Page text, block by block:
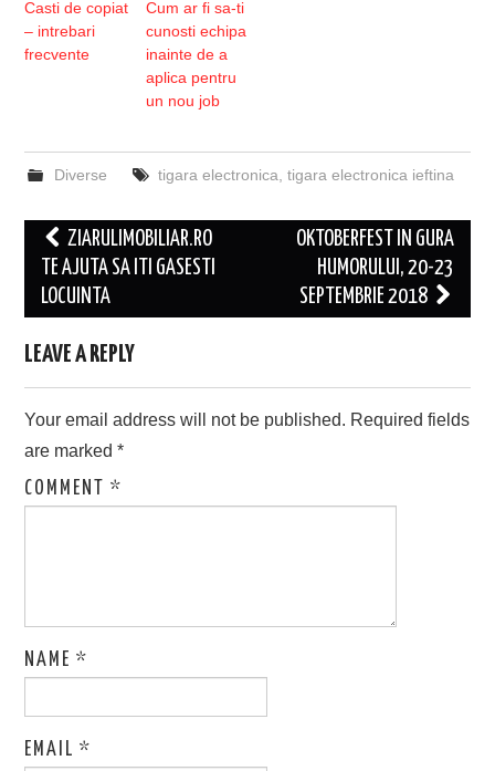
Casti de copiat
– intrebari
frecvente
Cum ar fi sa-ti
cunosti echipa
inainte de a
aplica pentru
un nou job
Diverse tigara electronica tigara electronica ieftina
Post
navigation
ZIARULIMOBILIAR.RO
TE AJUTA SA ITI GASESTI
LOCUINTA
OKTOBERFEST IN GURA
HUMORULUI, 20-23
SEPTEMBRIE 2018
LEAVE A REPLY
Your email address will not be published. Required fields
are marked*
COMMENT*
NAME*
EMAIL*